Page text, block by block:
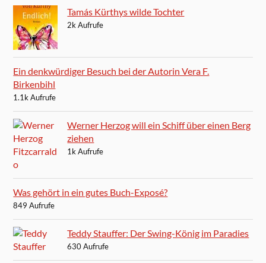
Tamás Kürthys wilde Tochter
2k Aufrufe
Ein denkwürdiger Besuch bei der Autorin Vera F.
Birkenbihl
1.1k Aufrufe
Werner Herzog will ein Schiff über einen Berg
ziehen
1k Aufrufe
Was gehört in ein gutes Buch-Exposé?
849 Aufrufe
Teddy Stauffer: Der Swing-König im Paradies
630 Aufrufe